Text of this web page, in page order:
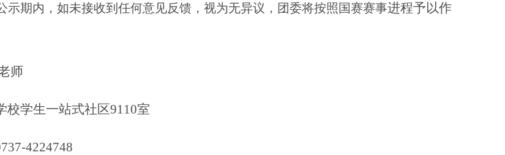
示期内，如未接收到任何意见反馈，视为无异议，团委将按照国赛赛事进程予以作
师
校学生一站式社区9110室
4224748